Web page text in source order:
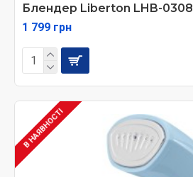
Блендер Liberton LHB-0308
1 799 грн
В НАЯВНОСТІ